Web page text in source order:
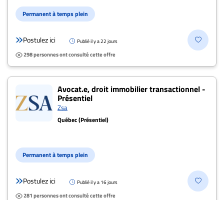
Permanent à temps plein
Postulez ici Publié il y a 22 jours
298 personnes ont consulté cette offre
Avocat.e, droit immobilier transactionnel -
Présentiel
Zsa
Québec (Présentiel)
Permanent à temps plein
Postulez ici Publié il y a 16 jours
281 personnes ont consulté cette offre